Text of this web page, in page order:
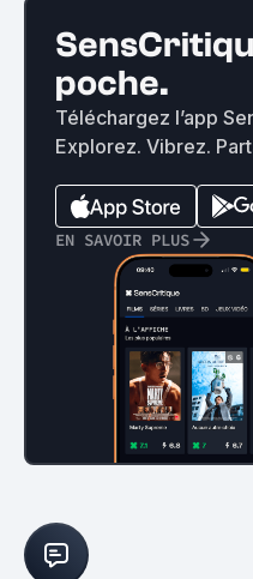
poche.
Téléchargez l’app
Explorez. Vibrez.
EN SAVOIR PLUS